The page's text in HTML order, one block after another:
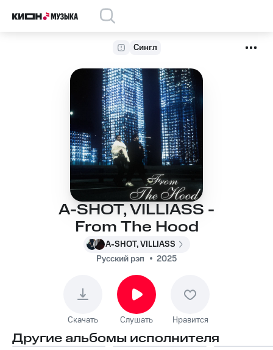
Сингл
A-SHOT, VILLIASS -
From The Hood
A-SHOT, VILLIASS
Русский рэп
2025
Скачать Слушать Нравится
Другие альбомы исполнителя